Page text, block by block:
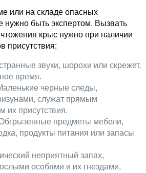
или на складе опасных
нужно быть экспертом. Вызвать
крыс нужно при наличии
присутствия:
звуки, шорохи или скрежет,
время.
черные следы,
служат прямым
их присутствия.
предметы мебели,
продукты питания или запасы
неприятный запах,
особями и их гнездами,